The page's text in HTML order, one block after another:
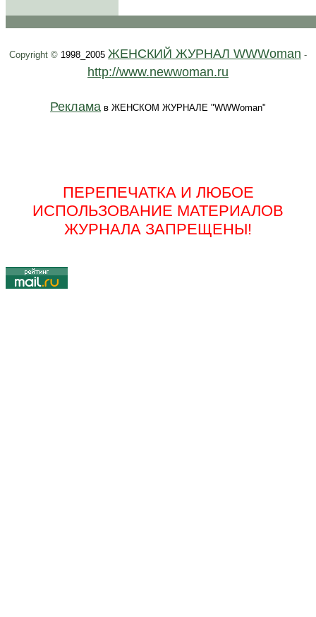
Copyright © 1998_2005 ЖЕНСКИЙ ЖУРНАЛ WWWoman -
http://www.newwoman.ru
Реклама в ЖЕНСКОМ ЖУРНАЛЕ "WWWoman"
ПЕРЕПЕЧАТКА И ЛЮБОЕ
ИСПОЛЬЗОВАНИЕ МАТЕРИАЛОВ
ЖУРНАЛА ЗАПРЕЩЕНЫ!